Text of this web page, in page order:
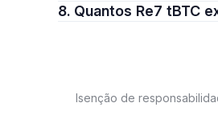
8. Quantos Re7 tBTC
Isenção de